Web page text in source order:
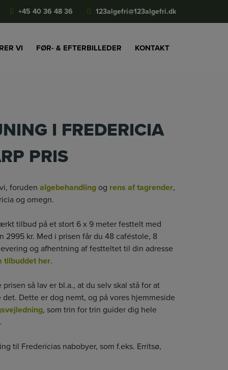
123algefri@123algefri.dk
+45 40 36 48 36
VI FØR- & EFTERBILLEDER KONTAKT
I FREDERICIA
PRIS
forudenalgebehandling og rens af tagrender,
og omegn.
tilbud på et stort 6 x 9 meter festtelt med
2995 kr. Med i prisen får du 48 caféstole, 8
og afhentning af festteltet til din adresse
tilbuddet her.
så lav er bl.a., at du selv skal stå for at
Dette er dog nemt, og på vores hjemmeside
, som trin for trin guider dig hele
til Fredericias nabobyer, som f.eks. Erritsø,